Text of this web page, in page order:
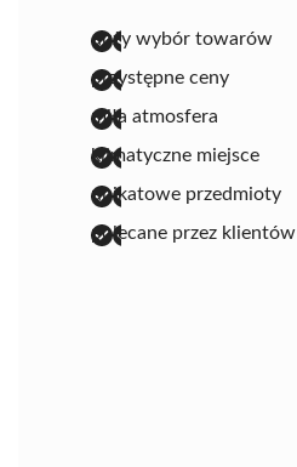
duży wybór towarów
przystępne ceny
miła atmosfera
klimatyczne miejsce
unikatowe przedmioty
polecane przez klientów